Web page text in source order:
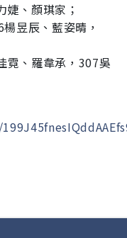
、顏琪家；
楊昱辰、藍姿晴，
霓、 羅韋承，307吳